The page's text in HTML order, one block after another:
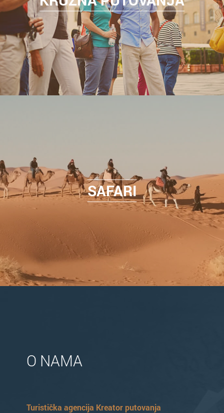
SAFARI
O NAMA
Turistička agencija Kreator putovanja